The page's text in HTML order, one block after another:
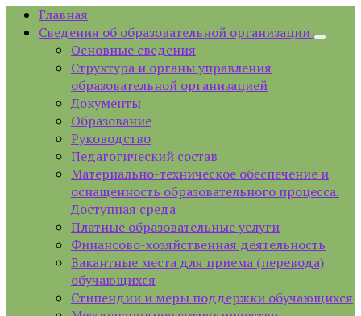
Главная
Сведения об образовательной организации
Основные сведения
Структура и органы управления
образовательной организацией
Документы
Образование
Руководство
Педагогический состав
Материально-техническое обеспечение и
оснащенность образовательного процесса.
Доступная среда
Платные образовательные услуги
Финансово-хозяйственная деятельность
Вакантные места для приема (перевода)
обучающихся
Стипендии и меры поддержки обучающихся